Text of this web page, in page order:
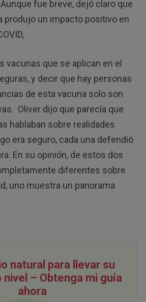
fue breve, dejó claro que
produjo un impacto positivo en
vacunas que se aplican en el
y decir que hay personas
de esta vacuna solo son
Oliver dijo que parecía que
hablaban sobre realidades
era seguro, cada una defendió
En su opinión, de estos dos
diferentes sobre
uno muestra un panorama
natural para llevar su
nivel – Obtenga mi guía
ahora